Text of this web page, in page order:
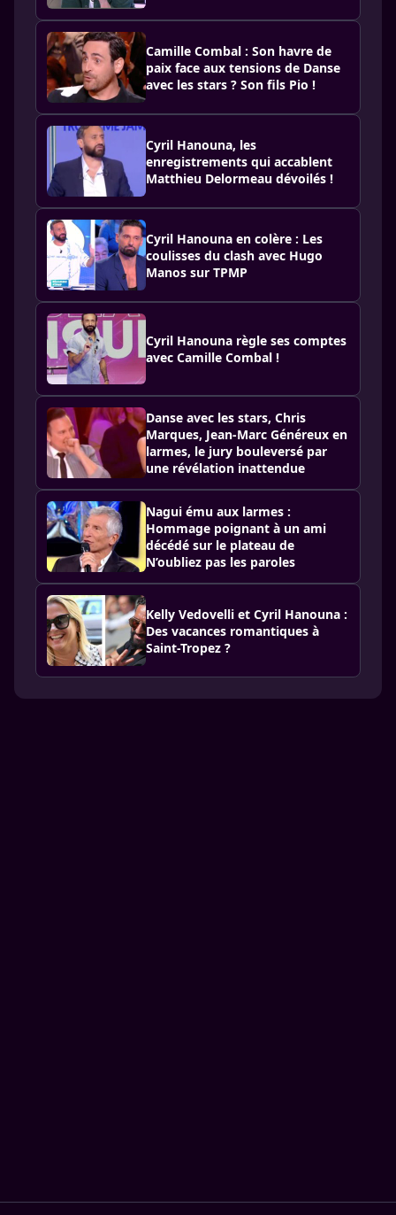
Camille Combal : Son havre de
paix face aux tensions de Danse
avec les stars ? Son fils Pio !
Cyril Hanouna, les
enregistrements qui accablent
Matthieu Delormeau dévoilés !
Cyril Hanouna en colère : Les
coulisses du clash avec Hugo
Manos sur TPMP
Cyril Hanouna règle ses comptes
avec Camille Combal !
Danse avec les stars, Chris
Marques, Jean-Marc Généreux en
larmes, le jury bouleversé par
une révélation inattendue
Nagui ému aux larmes :
Hommage poignant à un ami
décédé sur le plateau de
N’oubliez pas les paroles
Kelly Vedovelli et Cyril Hanouna :
Des vacances romantiques à
Saint-Tropez ?